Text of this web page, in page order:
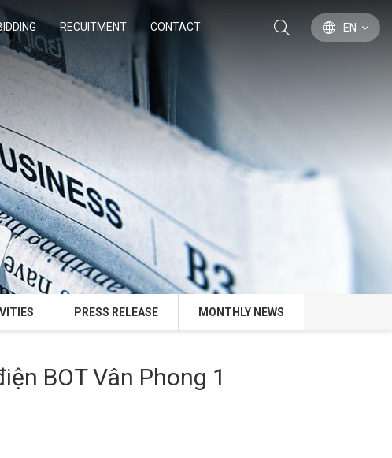
RECUITMENT CONTACT EN
PRESS RELEASE MONTHLY NEWS
BOT Vân Phong 1